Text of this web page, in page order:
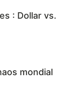
: Dollar vs.
mondial